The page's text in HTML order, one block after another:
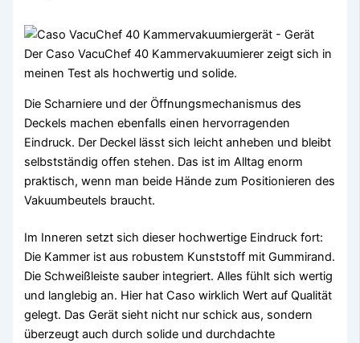
Der Caso VacuChef 40 Kammervakuumierer zeigt sich in
meinen Test als hochwertig und solide.
Die Scharniere und der Öffnungsmechanismus des
Deckels machen ebenfalls einen hervorragenden
Eindruck. Der Deckel lässt sich leicht anheben und bleibt
selbstständig offen stehen. Das ist im Alltag enorm
praktisch, wenn man beide Hände zum Positionieren des
Vakuumbeutels braucht.
Im Inneren setzt sich dieser hochwertige Eindruck fort:
Die Kammer ist aus robustem Kunststoff mit Gummirand.
Die Schweißleiste sauber integriert. Alles fühlt sich wertig
und langlebig an. Hier hat Caso wirklich Wert auf Qualität
gelegt. Das Gerät sieht nicht nur schick aus, sondern
überzeugt auch durch solide und durchdachte